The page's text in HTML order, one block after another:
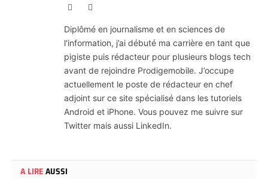
Diplômé en journalisme et en sciences de
l'information, j’ai débuté ma carrière en tant que
pigiste puis rédacteur pour plusieurs blogs tech
avant de rejoindre Prodigemobile. J’occupe
actuellement le poste de rédacteur en chef
adjoint sur ce site spécialisé dans les tutoriels
Android et iPhone. Vous pouvez me suivre sur
Twitter mais aussi LinkedIn.
A LIREAUSSI